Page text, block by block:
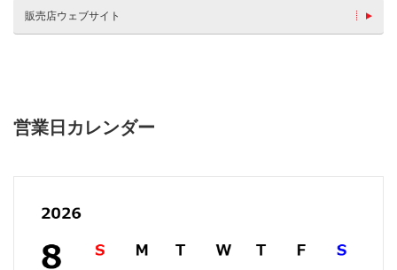
販売店ウェブサイト
営業日カレンダー